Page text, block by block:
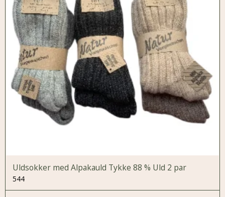
Uldsokker med Alpakauld Tykke 88 % Uld 2 par
544